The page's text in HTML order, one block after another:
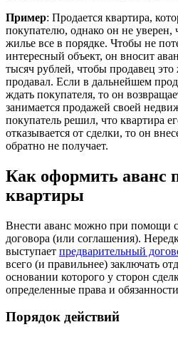
Пример: Продается квартира,
покупателю, однако он не уверен,
жилье все в порядке. Чтобы не
интересный объект, он вносит
тысяч рублей, чтобы продавец
продавал. Если в дальнейшем
ждать покупателя, то он
занимается продажей своей
покупатель решил, что квартира
отказывается от сделки, то он
обратно не получает.
Как оформить аванс
квартиры
Внести аванс можно при помощи
договора (или соглашения).
выступает предварительный
всего (и правильнее) заключать
основании которого у сторон
определенные права и
Порядок действий